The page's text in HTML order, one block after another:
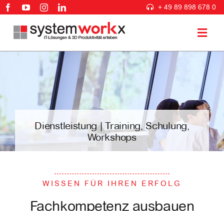
Zum
springen
+ 49 89 898 678 0
3D PLM Lösungen
IT Lösungen
Beratung & Services
Unternehmen
Dienstleistung | Training, Schulung,
Workshops
WISSEN FÜR IHREN ERFOLG
Fachkompetenz ausbauen